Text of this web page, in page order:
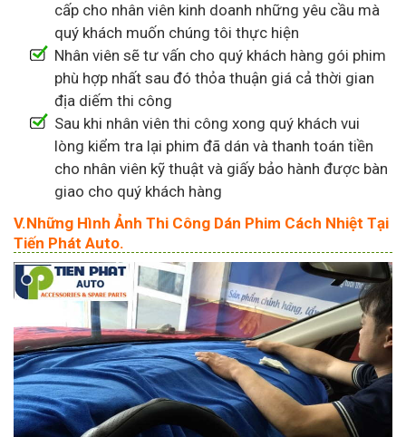
cấp cho nhân viên kinh doanh những yêu cầu mà
quý khách muốn chúng tôi thực hiện
Nhân viên sẽ tư vấn cho quý khách hàng gói phim
phù hợp nhất sau đó thỏa thuận giá cả thời gian
địa diếm thi công
Sau khi nhân viên thi công xong quý khách vui
lòng kiểm tra lại phim đã dán và thanh toán tiền
cho nhân viên kỹ thuật và giấy bảo hành được bàn
giao cho quý khách hàng
V.Những Hình Ảnh Thi Công Dán Phim Cách Nhiệt Tại
Tiến Phát Auto.